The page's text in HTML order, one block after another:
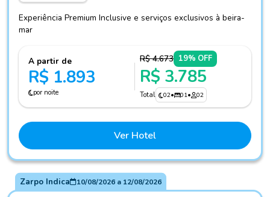
Experiência Premium Inclusive e serviços exclusivos à beira-
mar
A partir de
R$ 1.893
por noite
R$ 4.673 19% OFF
R$ 3.785
Total 02• 01• 02
Ver Hotel
Zarpo Indica 10/08/2026a 12/08/2026